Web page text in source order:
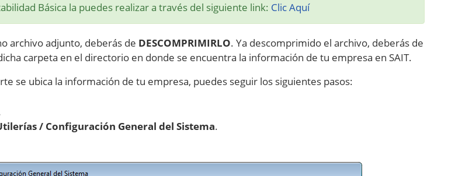
Básica la puedes realizar a través del siguiente link: Clic Aquí
archivo adjunto, deberás de DESCOMPRIMIRLO. Ya descomprimido el archivo, deberás de
carpeta en el directorio en donde se encuentra la información de tu empresa en SAIT.
se ubica la información de tu empresa, puedes seguir los siguientes pasos:
/ Configuración General del Sistema.